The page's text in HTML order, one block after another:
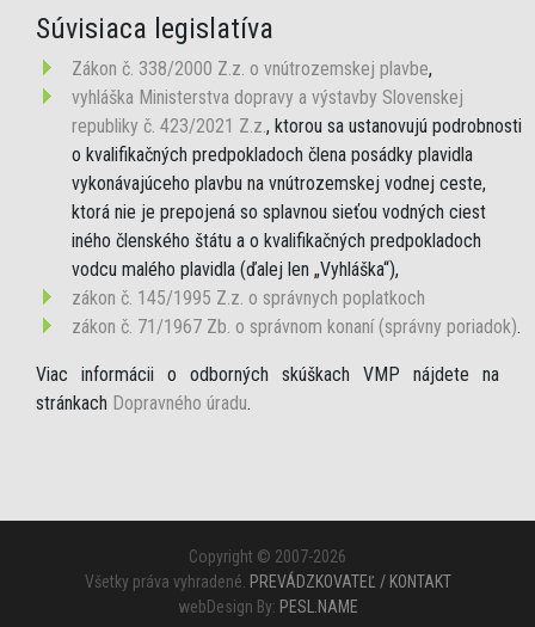
Súvisiaca legislatíva
Zákon č. 338/2000 Z.z. o vnútrozemskej plavbe,
vyhláška Ministerstva dopravy a výstavby Slovenskej
republiky č. 423/2021 Z.z., ktorou sa ustanovujú podrobnosti
o kvalifikačných predpokladoch člena posádky plavidla
vykonávajúceho plavbu na vnútrozemskej vodnej ceste,
ktorá nie je prepojená so splavnou sieťou vodných ciest
iného členského štátu a o kvalifikačných predpokladoch
vodcu malého plavidla (ďalej len „Vyhláška“),
zákon č. 145/1995 Z.z. o správnych poplatkoch
zákon č. 71/1967 Zb. o správnom konaní (správny poriadok).
Viac informácii o odborných skúškach VMP nájdete na
stránkach Dopravného úradu.
Copyright © 2007-2026
Všetky práva vyhradené. PREVÁDZKOVATEĽ / KONTAKT
webDesign By: PESL.NAME